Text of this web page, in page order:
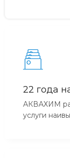
22 года
АКВАХИМ
услуги